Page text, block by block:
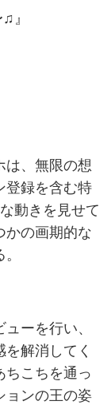
』
は、無限の想
登録を含む特
動きを見せて
かの画期的な
ーを行い、
解消してく
ちこちを通っ
ョンの王の姿